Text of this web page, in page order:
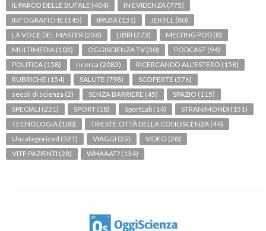
IL PARCO DELLE BUFALE (404) IN EVIDENZA (775)
INFOGRAFICHE (145) IPAZIA (131) JEKYLL (80)
LA VOCE DEL MASTER (236) LIBRI (273) MELTING POD (8)
MULTIMEDIA (103) OGGISCIENZA TV (30) PODCAST (94)
POLITICA (158) ricerca (2083) RICERCANDO ALL'ESTERO (158)
RUBRICHE (154) SALUTE (798) SCOPERTE (576)
secoli di scienza (2) SENZA BARRIERE (45) SPAZIO (115)
SPECIALI (221) SPORT (18) SportLab (14) STRANIMONDI (151)
TECNOLOGIA (100) TRIESTE CITTÀ DELLA CONOSCENZA (44)
Uncategorized (521) VIAGGI (25) VIDEO (28)
VITE PAZIENTI (28) WHAAAT? (134)